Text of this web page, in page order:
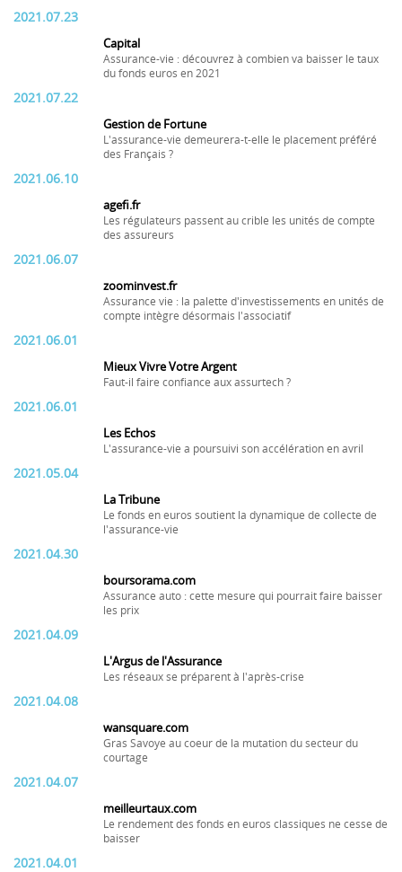
2021.07.23
Capital
Assurance-vie : découvrez à combien va baisser le taux
du fonds euros en 2021
2021.07.22
Gestion de Fortune
L'assurance-vie demeurera-t-elle le placement préféré
des Français ?
2021.06.10
agefi.fr
Les régulateurs passent au crible les unités de compte
des assureurs
2021.06.07
zoominvest.fr
Assurance vie : la palette d'investissements en unités de
compte intègre désormais l'associatif
2021.06.01
Mieux Vivre Votre Argent
Faut-il faire confiance aux assurtech ?
2021.06.01
Les Echos
L'assurance-vie a poursuivi son accélération en avril
2021.05.04
La Tribune
Le fonds en euros soutient la dynamique de collecte de
l'assurance-vie
2021.04.30
boursorama.com
Assurance auto : cette mesure qui pourrait faire baisser
les prix
2021.04.09
L'Argus de l'Assurance
Les réseaux se préparent à l'après-crise
2021.04.08
wansquare.com
Gras Savoye au coeur de la mutation du secteur du
courtage
2021.04.07
meilleurtaux.com
Le rendement des fonds en euros classiques ne cesse de
baisser
2021.04.01